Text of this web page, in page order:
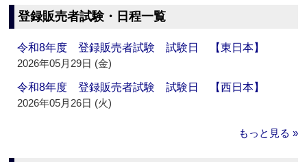
登録販売者試験・日程一覧
令和8年度 登録販売者試験 試験日 【東日本】
2026年05月29日 (金)
令和8年度 登録販売者試験 試験日 【西日本】
2026年05月26日 (火)
もっと見る »